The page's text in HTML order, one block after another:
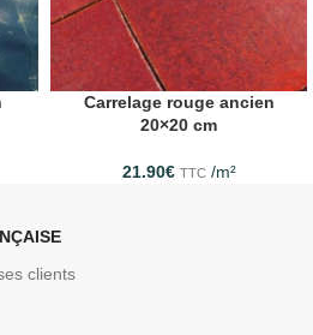
Carrelage rouge ancien
20×20 cm
21.90€ TTC /m²
clients